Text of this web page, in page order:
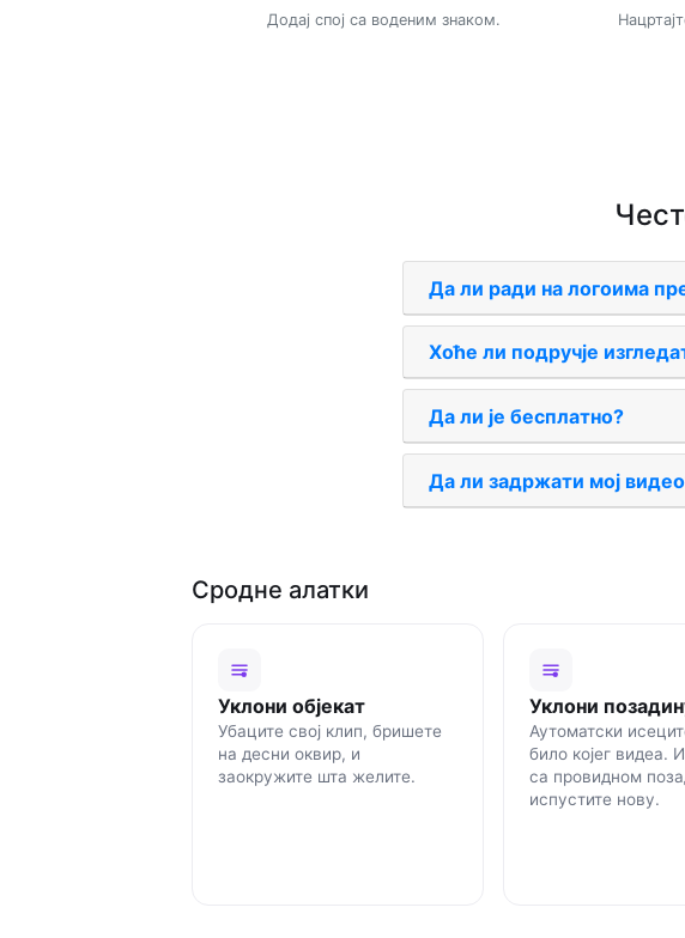
Додај спој са воденим знаком.
Да ли ради на логоима
Хоће ли подручје
Да ли је бесплатно?
Да ли задржати мој
Сродне алатки
Уклони објекат
Убаците свој клип, бришете
на десни оквир, и
заокружите шта желите.
Уклони
Аутоматски
било којег видеа.
са провидном
испустите нову.